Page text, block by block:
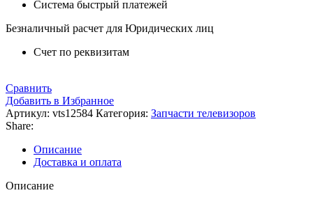
Система быстрый платежей
Безналичный расчет для Юридических лиц
Счет по реквизитам
Сравнить
Добавить в Избранное
Артикул: vts12584 Категория: Запчасти телевизоров
Share:
Описание
Доставка и оплата
Описание